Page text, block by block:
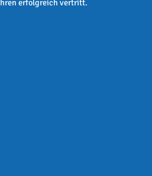
erfolgreich vertritt.